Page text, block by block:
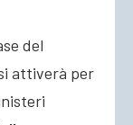
del
attiverà per